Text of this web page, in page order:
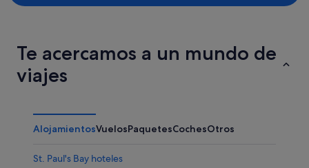
Te acercamos a un mundo de
viajes
AlojamientosVuelosPaquetesCochesOtros
St. Paul's Bay hoteles